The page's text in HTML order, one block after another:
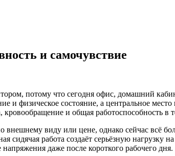
и самочувствие
потому что сегодня офис, домашний
и физическое состояние, а центральное место
кровообращение и общая работоспособность в
внешнему виду или цене, однако сейчас всё
сидячая работа создаёт серьёзную
даже после короткого рабочего дня.